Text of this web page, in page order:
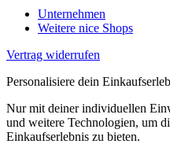
Unternehmen
Weitere nice Shops
Vertrag widerrufen
Personalisiere dein
Nur mit deiner individuellen
und weitere Technologien, um
Einkaufserlebnis zu bieten.